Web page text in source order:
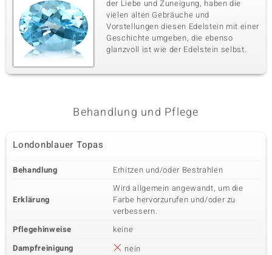
der Liebe und Zuneigung, haben die
vielen alten Gebräuche und
Vorstellungen diesen Edelstein mit einer
Geschichte umgeben, die ebenso
glanzvoll ist wie der Edelstein selbst.
Behandlung und Pflege
Londonblauer Topas
Behandlung Erhitzen und/oder Bestrahlen
Erklärung
Wird allgemein angewandt, um die
Farbe hervorzurufen und/oder zu
verbessern.
Pflegehinweise
keine
Dampfreinigung
nein